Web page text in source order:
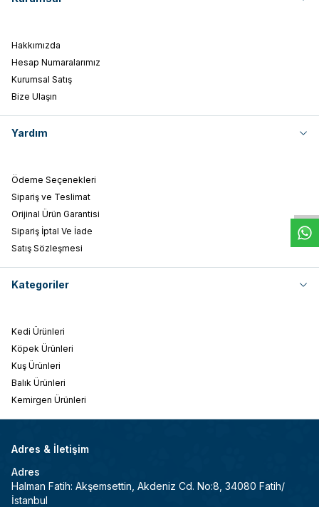
Hakkımızda
Hesap Numaralarımız
Kurumsal Satış
Bize Ulaşın
Yardım
Ödeme Seçenekleri
Sipariş ve Teslimat
Orijinal Ürün Garantisi
Sipariş İptal Ve İade
Satış Sözleşmesi
Kategoriler
Kedi Ürünleri
Köpek Ürünleri
Kuş Ürünleri
Balık Ürünleri
Kemirgen Ürünleri
Adres & İletişim
Adres
Halman Fatih: Akşemsettin, Akdeniz Cd. No:8, 34080 Fatih/
İstanbul